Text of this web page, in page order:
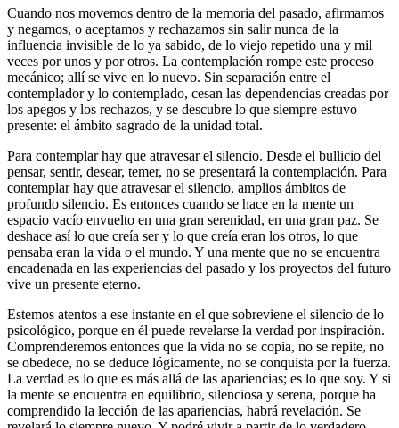
Cuando nos movemos dentro de la memoria del pasado, afirmamos
y negamos, o aceptamos y rechazamos sin salir nunca de la
influencia invisible de lo ya sabido, de lo viejo repetido una y mil
veces por unos y por otros. La contemplación rompe este proceso
mecánico; allí se vive en lo nuevo. Sin separación entre el
contemplador y lo contemplado, cesan las dependencias creadas por
los apegos y los rechazos, y se descubre lo que siempre estuvo
presente: el ámbito sagrado de la unidad total.
Para contemplar hay que atravesar el silencio. Desde el bullicio del
pensar, sentir, desear, temer, no se presentará la contemplación. Para
contemplar hay que atravesar el silencio, amplios ámbitos de
profundo silencio. Es entonces cuando se hace en la mente un
espacio vacío envuelto en una gran serenidad, en una gran paz. Se
deshace así lo que creía ser y lo que creía eran los otros, lo que
pensaba eran la vida o el mundo. Y una mente que no se encuentra
encadenada en las experiencias del pasado y los proyectos del futuro
vive un presente eterno.
Estemos atentos a ese instante en el que sobreviene el silencio de lo
psicológico, porque en él puede revelarse la verdad por inspiración.
Comprenderemos entonces que la vida no se copia, no se repite, no
se obedece, no se deduce lógicamente, no se conquista por la fuerza.
La verdad es lo que es más allá de las apariencias; es lo que soy. Y si
la mente se encuentra en equilibrio, silenciosa y serena, porque ha
comprendido la lección de las apariencias, habrá revelación. Se